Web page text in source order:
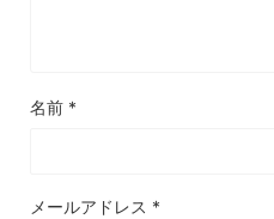
名前 *
メールアドレス *